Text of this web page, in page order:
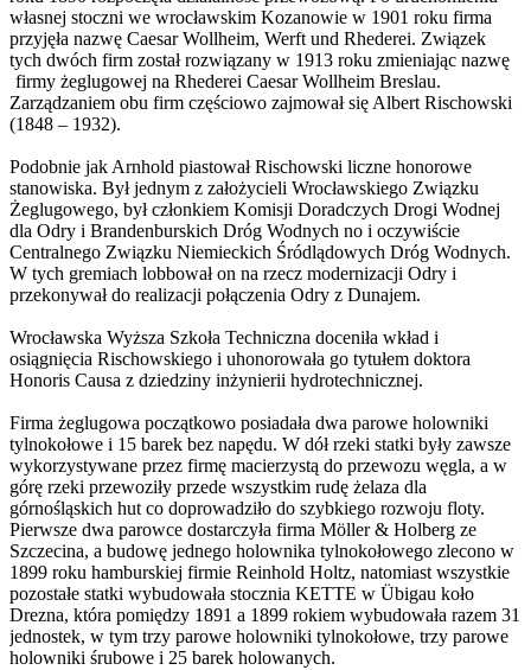
własnej stoczni we wrocławskim Kozanowie w 1901 roku firma
przyjęła nazwę Caesar Wollheim, Werft und Rhederei. Związek
tych dwóch firm został rozwiązany w 1913 roku zmieniając nazwę
firmy żeglugowej na Rhederei Caesar Wollheim Breslau.
Zarządzaniem obu firm częściowo zajmował się Albert Rischowski
(1848 – 1932).
Podobnie jak Arnhold piastował Rischowski liczne honorowe
stanowiska. Był jednym z założycieli Wrocławskiego Związku
Żeglugowego, był członkiem Komisji Doradczych Drogi Wodnej
dla Odry i Brandenburskich Dróg Wodnych no i oczywiście
Centralnego Związku Niemieckich Śródlądowych Dróg Wodnych.
W tych gremiach lobbował on na rzecz modernizacji Odry i
przekonywał do realizacji połączenia Odry z Dunajem.
Wrocławska Wyższa Szkoła Techniczna doceniła wkład i
osiągnięcia Rischowskiego i uhonorowała go tytułem doktora
Honoris Causa z dziedziny inżynierii hydrotechnicznej.
Firma żeglugowa początkowo posiadała dwa parowe holowniki
tylnokołowe i 15 barek bez napędu. W dół rzeki statki były zawsze
wykorzystywane przez firmę macierzystą do przewozu węgla, a w
górę rzeki przewoziły przede wszystkim rudę żelaza dla
górnośląskich hut co doprowadziło do szybkiego rozwoju floty.
Pierwsze dwa parowce dostarczyła firma Möller & Holberg ze
Szczecina, a budowę jednego holownika tylnokołowego zlecono w
1899 roku hamburskiej firmie Reinhold Holtz, natomiast wszystkie
pozostałe statki wybudowała stocznia KETTE w Übigau koło
Drezna, która pomiędzy 1891 a 1899 rokiem wybudowała razem 31
jednostek, w tym trzy parowe holowniki tylnokołowe, trzy parowe
holowniki śrubowe i 25 barek holowanych.